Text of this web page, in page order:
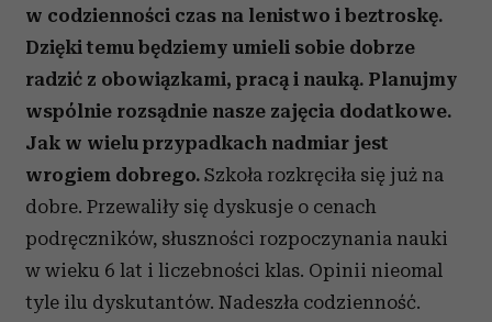
w codzienności czas na lenistwo i beztroskę.
Dzięki temu będziemy umieli sobie dobrze
radzić z obowiązkami, pracą i nauką. Planujmy
wspólnie rozsądnie nasze zajęcia dodatkowe.
Jak w wielu przypadkach nadmiar jest
wrogiem dobrego. Szkoła rozkręciła się już na
dobre. Przewaliły się dyskusje o cenach
podręczników, słuszności rozpoczynania nauki
w wieku 6 lat i liczebności klas. Opinii nieomal
tyle ilu dyskutantów. Nadeszła codzienność.